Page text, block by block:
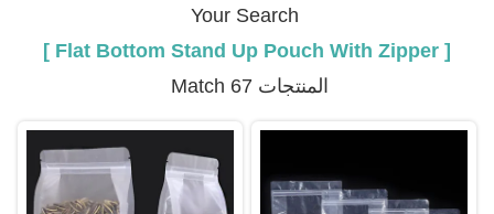
Your Search
[ Flat Bottom Stand Up Pouch With Zipper ]
Match 67 المنتجات